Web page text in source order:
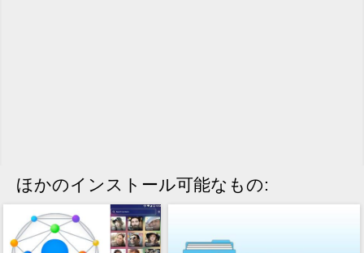
ほかのインストール可能なもの: